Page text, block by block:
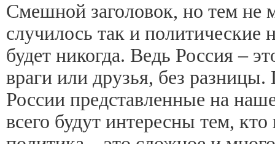
Смешной заголовок, но тем не
случилось так и политические
будет никогда. Ведь Россия –
враги или друзья, без
России представленные на
всего будут интересны тем,